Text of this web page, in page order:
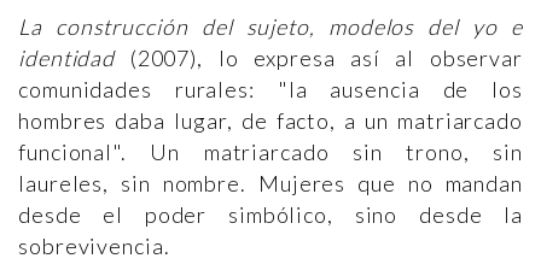
La construcción del sujeto, modelos del yo e
identidad(2007), lo expresa así al observar
comunidades rurales: "la ausencia de los
hombres daba lugar, de facto, a un matriarcado
funcional". Un matriarcado sin trono, sin
laureles, sin nombre. Mujeres que no mandan
desde el poder simbólico, sino desde la
sobrevivencia.